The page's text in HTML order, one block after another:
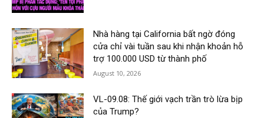
Nhà hàng tại California bất ngờ đóng
cửa chỉ vài tuần sau khi nhận khoản hỗ
trợ 100.000 USD từ thành phố
August 10, 2026
VL-09.08: Thế giới vạch trần trò lừa bịp
của Trump?